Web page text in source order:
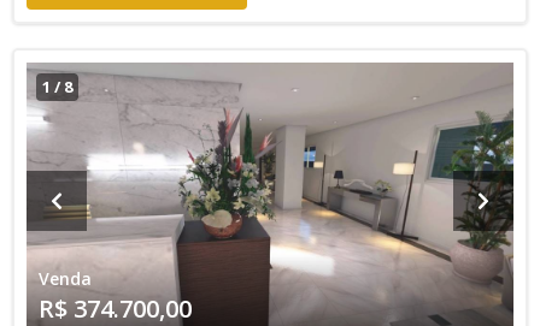
1 /8
Venda
R$ 374.700,00